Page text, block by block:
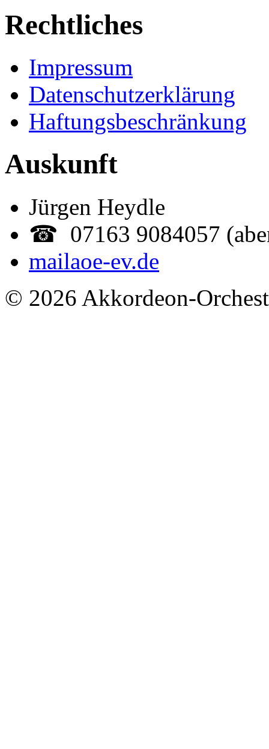
Rechtliches
Impressum
Datenschutzerklärung
Haftungsbeschränkung
Auskunft
Jürgen Heydle
☎ 07163 9084057
mailaoe-ev.de
© 2026 Akkordeon-